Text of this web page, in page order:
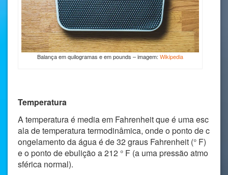
Balança em quilogramas e em pounds – imagem: Wikipedia
Temperatura
A temperatura é media em Fahrenheit que é uma esc
ala de temperatura termodinâmica, onde o ponto de c
ongelamento da água é de 32 graus Fahrenheit (° F)
e o ponto de ebulição a 212 ° F (a uma pressão atmo
sférica normal).